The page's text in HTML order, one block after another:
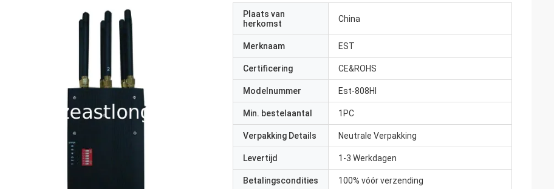
Plaats van
herkomst
China
Merknaam EST
Certificering CE&ROHS
Modelnummer Est-808HI
Min. bestelaantal 1PC
Verpakking Details Neutrale Verpakking
Levertijd 1-3 Werkdagen
Betalingscondities 100% vóór verzending